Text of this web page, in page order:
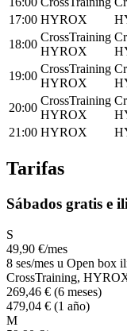
17:00 HYROX
18:00
CrossTraining
HYROX
19:00
CrossTraining
HYROX
20:00
CrossTraining
HYROX
21:00 HYROX
Tarifas
Sábados gratis e
S
49,90 €/mes
8 ses/mes u Open box
CrossTraining,
269,46 € (6 meses)
479,04 € (1 año)
M